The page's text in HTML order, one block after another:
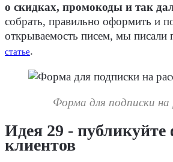
о скидках, промокоды и так
собрать, правильно оформить и
открываемость писем, мы писали
статье.
Форма для подписки на
Идея 29 - публикуйте
клиентов